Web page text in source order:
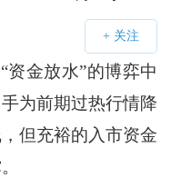
金放水”的博弈中
为前期过热行情降
但充裕的入市资金